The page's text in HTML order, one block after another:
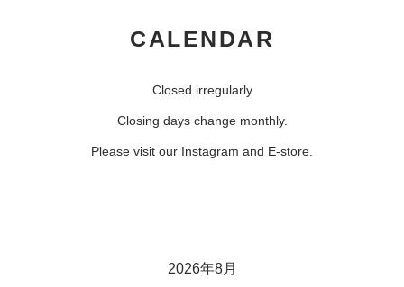
CALENDAR
Closed irregularly
Closing days change monthly.
Please visit our Instagram and E-store.
2026年8月